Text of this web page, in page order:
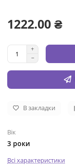
1222.00 ₴
В закладки
Вік
3 роки
Всі характеристики